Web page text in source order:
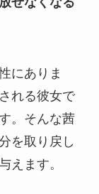
にありま
れる彼女で
。そんな茜
を取り戻し
えます。